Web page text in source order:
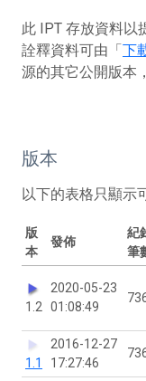
此 IPT 存放資料以
詮釋資料可由「下
源的其它公開版本
版本
以下的表格只顯示
版
本
發佈
紀
筆
1.2
2020-05-23
01:08:49
1.1
2016-12-27
17:27:46